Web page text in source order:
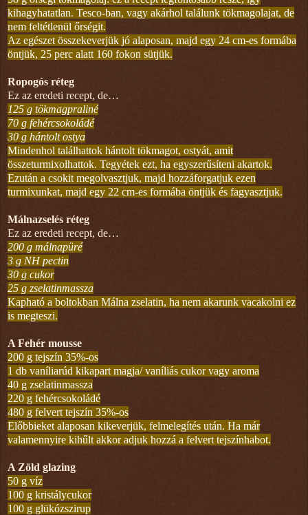
kihagyhatatlan. Tesco-ban, vagy akárhol találunk tökmagolajat, de
nem feltétlenül őrségit.
Az egészet összekeverjük jó alaposan, majd egy 24 cm-es formába
öntjük, 25 perc alatt 160 fokon sütjük.
Ropogós réteg
Ez az eredeti recept, de…
125 g tökmagpraliné
70 g fehércsokoládé
30 g hántolt ostya
Mindenhol találhattok hántolt tökmagot, ostyát, amit
összeturmixolhattok. Tegyétek ezt, ha egyszerűsíteni akartok.
Ezután a csokit megolvasztjuk, majd hozzáforgatjuk ezen
turmixunkat, majd egy 22 cm-es formába öntjük és fagyasztjuk.
Málnazselés réteg
Ez az eredeti recept, de…
200 g málnapüré
3 g NH pectin
30 g cukor
25 g zselatinmassza
Kapható a boltokban Málna zselatin, ha nem akarunk vacakolni ez
is megteszi.
A Fehér mousse
200 g tejszín 35%-os
1 db vaníliarúd kikapart magja/ vaníliás cukor vagy aroma
40 g zselatinmassza
220 g fehércsokoládé
480 g felvert tejszín 35%-os
Előbbieket alaposan kikeverjük, felmelegítés után. Ha már
valamennyire kihűlt akkor adjuk hozzá a felvert tejszínhabot.
A Zöld glazing
50 g víz
100 g kristálycukor
100 g glükózszirup